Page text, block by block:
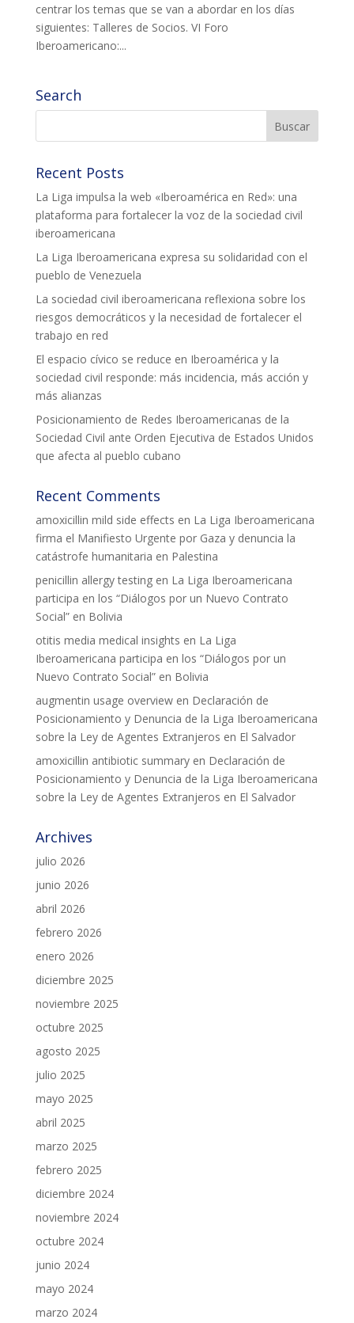
centrar los temas que se van a abordar en los días
siguientes: Talleres de Socios. VI Foro
Iberoamericano:...
Search
Recent Posts
La Liga impulsa la web «Iberoamérica en Red»: una
plataforma para fortalecer la voz de la sociedad civil
iberoamericana
La Liga Iberoamericana expresa su solidaridad con el
pueblo de Venezuela
La sociedad civil iberoamericana reflexiona sobre los
riesgos democráticos y la necesidad de fortalecer el
trabajo en red
El espacio cívico se reduce en Iberoamérica y la
sociedad civil responde: más incidencia, más acción y
más alianzas
Posicionamiento de Redes Iberoamericanas de la
Sociedad Civil ante Orden Ejecutiva de Estados Unidos
que afecta al pueblo cubano
Recent Comments
amoxicillin mild side effects en La Liga Iberoamericana
firma el Manifiesto Urgente por Gaza y denuncia la
catástrofe humanitaria en Palestina
penicillin allergy testingen La Liga Iberoamericana
participa en los “Diálogos por un Nuevo Contrato
Social” en Bolivia
otitis media medical insights en La Liga
Iberoamericana participa en los “Diálogos por un
Nuevo Contrato Social” en Bolivia
augmentin usage overviewen Declaración de
Posicionamiento y Denuncia de la Liga Iberoamericana
sobre la Ley de Agentes Extranjeros en El Salvador
amoxicillin antibiotic summaryen Declaración de
Posicionamiento y Denuncia de la Liga Iberoamericana
sobre la Ley de Agentes Extranjeros en El Salvador
Archives
julio 2026
junio 2026
abril 2026
febrero 2026
enero 2026
diciembre 2025
noviembre 2025
octubre 2025
agosto 2025
julio 2025
mayo 2025
abril 2025
marzo 2025
febrero 2025
diciembre 2024
noviembre 2024
octubre 2024
junio 2024
mayo 2024
marzo 2024